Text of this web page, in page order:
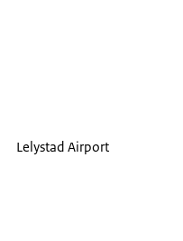
Lelystad Airport